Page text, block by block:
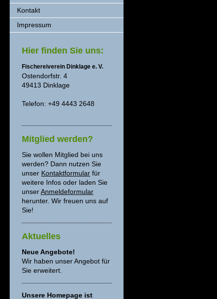
Kontakt
Impressum
Hier finden Sie uns:
Fischereiverein Dinklage e. V.
Ostendorfstr. 4
49413 Dinklage
Telefon: +49 4443 2648
Mitglied werden?
Sie wollen Mitglied bei uns
werden? Dann nutzen Sie
unser Kontaktformular für
weitere Infos oder laden Sie
unserAnmeldeformular
herunter. Wir freuen uns auf
Sie!
Aktuelles
Neue Angebote!
Wir haben unser Angebot für
Sie erweitert.
Unsere Homepage ist